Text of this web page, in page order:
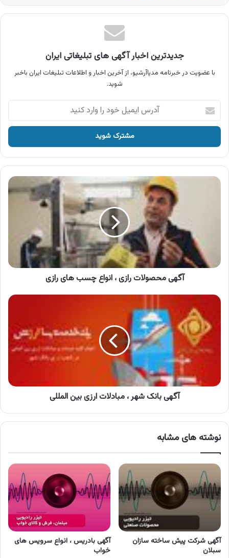
جدیدترین اخبار آگهی های تبلیغاتی ایران
با عضویت در خبرنامه مدیاآرشیو، از آخرین اخبار و اطلاعات تبلیغات ایران باخبر
شوید.
آدرس
ایمیل
خود
وارد
کنید
آگهی
آگهی محصولات رازی ، انواع چسب های رازی
آگهی
شهر
مبادلات
ارزی
آگهی بانک شهر ، مبادلات ارزی بین المللی
نوشته های مشابه
آگهی شرکت پیش ساخته سازان
سبلان
آگهی بادریس ، انواع سرویس های
خواب